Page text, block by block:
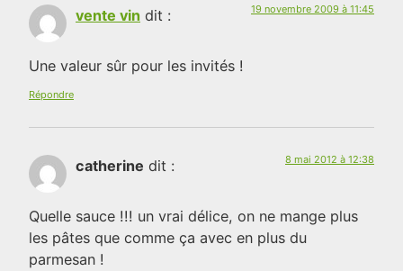
vente vin dit : 19 novembre 2009 à 11:45
Une valeur sûr pour les invités !
Répondre
catherine dit : 8 mai 2012 à 12:38
Quelle sauce !!! un vrai délice, on ne mange plus
les pâtes que comme ça avec en plus du
parmesan !